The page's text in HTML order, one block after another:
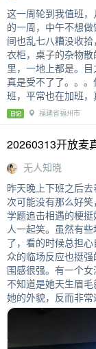
这一周轮到我值班
的一周，中午不想
间也乱七八糟没收
衣柜，桌子的杂物
里，一地上都是。
真是受不了了。。
班，平常也在加班，
日记 福建省福州市
20260313开放麦
无人知晓
昨天晚上下班之后
次可能没有那么好
学题追击相遇的梗
人一起笑。虽然有
了，看的时候总担
众的临场反应也挺
围感很强。有一个
不知道是她天生眉
她的外貌，反而非常